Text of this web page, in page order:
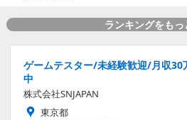
ランキングをもっ
ゲームテスター/未経験歓迎/月収
中
株式会社SNJAPAN
東京都